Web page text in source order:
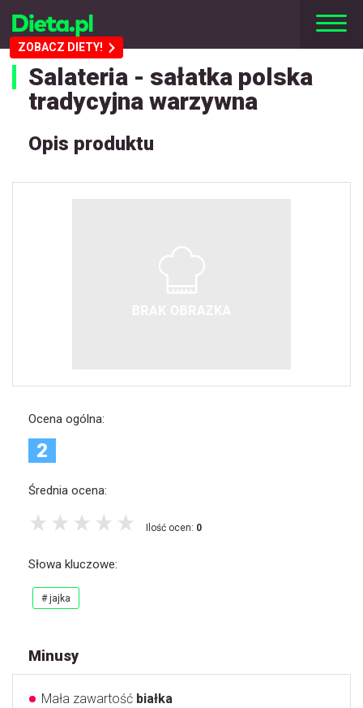
ZOBACZ DIETY!
Salateria - sałatka polska
tradycyjna warzywna
Opis produktu
Ocena ogólna:
2
Średnia ocena:
Ilość ocen: 0
Słowa kluczowe:
# jajka
Minusy
Mała zawartość białka